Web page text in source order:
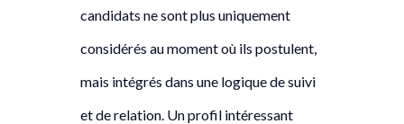
candidats ne sont plus uniquement
considérés au moment où ils postulent,
mais intégrés dans une logique de suivi
et de relation. Un profil intéressant